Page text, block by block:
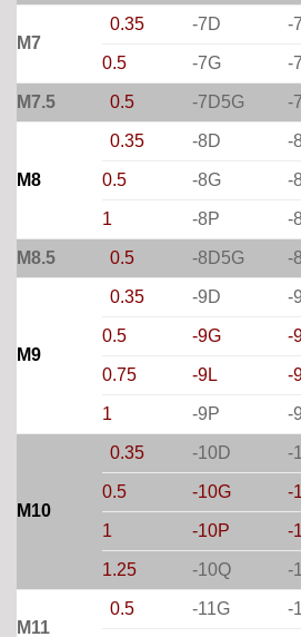
M7
0.35 -7D -
0.5 -7G -
M7.5 0.5 -7D5G -
M8
0.35 -8D -
0.5 -8G -
1 -8P -
M8.5 0.5 -8D5G -
M9
0.35 -9D -
0.5 -9G -
0.75 -9L -
1 -9P -
M10
0.35 -10D -
0.5 -10G -
1 -10P -
1.25 -10Q -
M11
0.5 -11G -